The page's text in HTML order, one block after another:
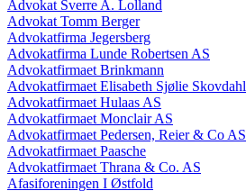
Advokat Sverre A. Lolland
Advokat Tomm Berger
Advokatfirma Jegersberg
Advokatfirma Lunde Robertsen AS
Advokatfirmaet Brinkmann
Advokatfirmaet Elisabeth Sjølie Skovdahl
Advokatfirmaet Hulaas AS
Advokatfirmaet Monclair AS
Advokatfirmaet Pedersen, Reier & Co AS
Advokatfirmaet Paasche
Advokatfirmaet Thrana & Co. AS
Afasiforeningen I Østfold